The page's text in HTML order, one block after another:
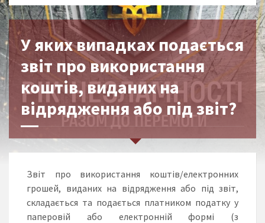
У яких випадках подається
звіт про використання
коштів, виданих на
відрядження або під звіт?
Звіт про використання коштів/електронних
грошей, виданих на відрядження або під звіт,
складається та подається платником податку у
паперовій або електронній формі (з